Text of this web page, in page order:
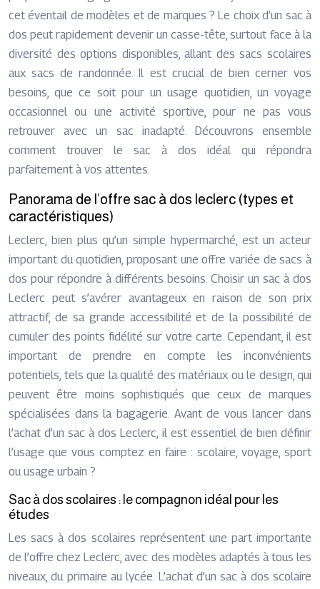
cet éventail de modèles et de marques ? Le choix d’un sac à
dos peut rapidement devenir un casse-tête, surtout face à la
diversité des options disponibles, allant des sacs scolaires
aux sacs de randonnée. Il est crucial de bien cerner vos
besoins, que ce soit pour un usage quotidien, un voyage
occasionnel ou une activité sportive, pour ne pas vous
retrouver avec un sac inadapté. Découvrons ensemble
comment trouver le sac à dos idéal qui répondra
parfaitement à vos attentes.
Panorama de l’offre sac à dos leclerc (types et
caractéristiques)
Leclerc, bien plus qu’un simple hypermarché, est un acteur
important du quotidien, proposant une offre variée de sacs à
dos pour répondre à différents besoins. Choisir un sac à dos
Leclerc peut s’avérer avantageux en raison de son prix
attractif, de sa grande accessibilité et de la possibilité de
cumuler des points fidélité sur votre carte. Cependant, il est
important de prendre en compte les inconvénients
potentiels, tels que la qualité des matériaux ou le design, qui
peuvent être moins sophistiqués que ceux de marques
spécialisées dans la bagagerie. Avant de vous lancer dans
l’achat d’un sac à dos Leclerc, il est essentiel de bien définir
l’usage que vous comptez en faire : scolaire, voyage, sport
ou usage urbain ?
Sac à dos scolaires : le compagnon idéal pour les
études
Les sacs à dos scolaires représentent une part importante
de l’offre chez Leclerc, avec des modèles adaptés à tous les
niveaux, du primaire au lycée. L’achat d’un sac à dos scolaire